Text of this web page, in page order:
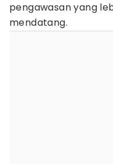
pengawasan yang
mendatang.